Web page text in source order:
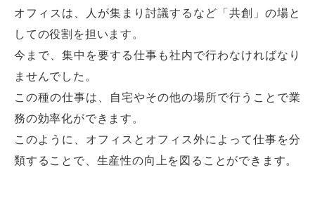
オフィスは、人が集まり討議するなど「共創」の場と
しての役割を担います。
今まで、集中を要する仕事も社内で行わなければなり
ませんでした。
この種の仕事は、自宅やその他の場所で行うことで業
務の効率化ができます。
このように、オフィスとオフィス外によって仕事を分
類することで、生産性の向上を図ることができます。